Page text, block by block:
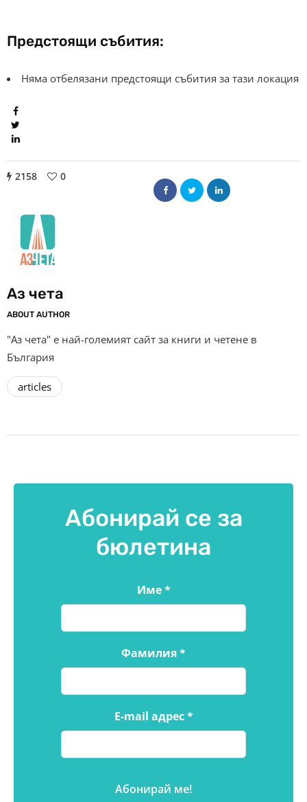
Предстоящи събития:
Няма отбелязани предстоящи събития за тази локация
2158 0
Аз чета
ABOUT AUTHOR
"Аз чета" е най-големият сайт за книги и четене в
България
articles
Абонирай се за
бюлетина
Име*
Фамилия*
E-mail адрес*